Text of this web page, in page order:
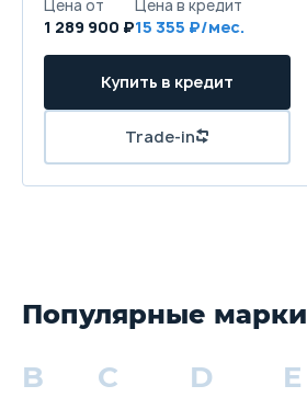
1 289 900 ₽15 355
Популярные марки
B C D E